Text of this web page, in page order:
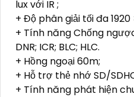
lux với IR ;
+ Độ phân giải tối đa 1920
+ Tính năng Chống
DNR; ICR; BLC; HLC.
+ Hồng ngoại 60m;
+ Hỗ trợ thẻ nhớ SD/
+ Tính năng phát hiện